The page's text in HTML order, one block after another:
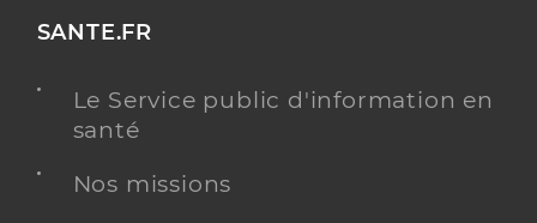
SANTE.FR
Le Service public d'information en
santé
Nos missions